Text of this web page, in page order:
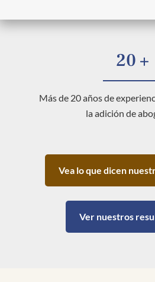
20 +
Más de 20 años de
la adición de
Vea lo que dicen
Ver nuestros